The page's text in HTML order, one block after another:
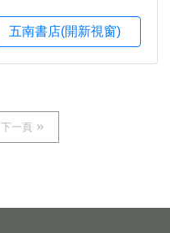
五南書店(開新視窗)
下一頁